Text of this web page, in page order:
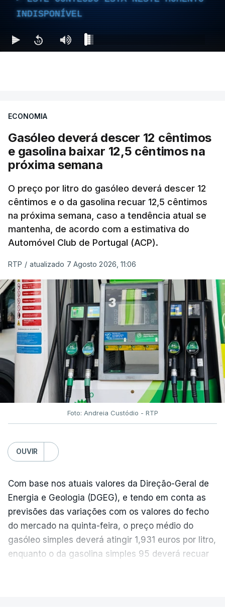
INDISPONÍVEL
ECONOMIA
Gasóleo deverá descer 12 cêntimos
e gasolina baixar 12,5 cêntimos na
próxima semana
O preço por litro do gasóleo deverá descer 12
cêntimos e o da gasolina recuar 12,5 cêntimos
na próxima semana, caso a tendência atual se
mantenha, de acordo com a estimativa do
Automóvel Club de Portugal (ACP).
RTP / atualizado 7 Agosto 2026, 11:06
Foto: Andreia Custódio - RTP
OUVIR
Com base nos atuais valores da Direção-Geral de
Energia e Geologia (DGEG), e tendo em conta as
previsões das variações com os valores do fecho
do mercado na quinta-feira, o preço médio do
gasóleo simples deverá atingir 1,931 euros por litro,
enquanto o da gasolina simples 95 deverá recuar